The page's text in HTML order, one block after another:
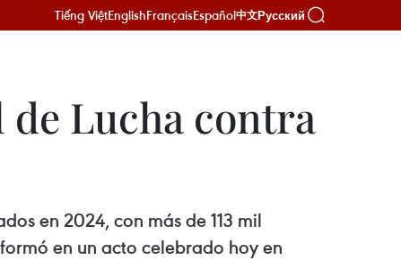
Tiếng ViệtEnglishFrançaisEspañol中文Русский
de Lucha contra
en 2024, con más de 113 mil
en un acto celebrado hoy en